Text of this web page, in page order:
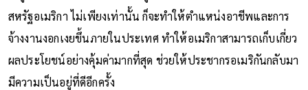
สหรัฐอเมริกา ไม่เพียงเท่านั้น ก็จะทำให้ตำแหน่งอาชีพและการ
จ้างงานงอกเงยขึ้นภายในประเทศ ทำให้อเมริกาสามารถเก็บเกี่ยว
ผลประโยชน์อย่างคุ้มค่ามากที่สุด ช่วยให้ประชากรอเมริกันกลับมา
มีความเป็นอยู่ที่ดีอีกครั้ง